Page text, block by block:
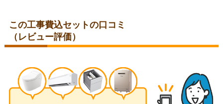
神奈川県横浜市
LIXIL キッチン水栓 SF-
NAH451SY
LIXIL キッチン水栓 JF-
AJ461SYX-JW
この工事費込セットの口コミ
（レビュー評価）